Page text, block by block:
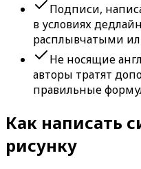
Подписи,
в условиях
расплывчатыми
Не носящие
авторы тратят
правильные
Как написать
рисунку